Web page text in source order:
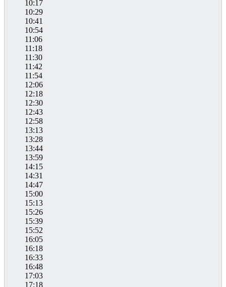
10:17
10:29
10:41
10:54
11:06
11:18
11:30
11:42
11:54
12:06
12:18
12:30
12:43
12:58
13:13
13:28
13:44
13:59
14:15
14:31
14:47
15:00
15:13
15:26
15:39
15:52
16:05
16:18
16:33
16:48
17:03
17:18